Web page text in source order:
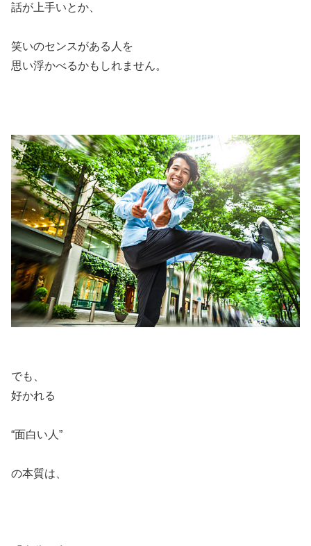
話が上手いとか、
笑いのセンスがある人を
思い浮かべるかもしれません。
でも、
好かれる
“面白い人”
の本質は、